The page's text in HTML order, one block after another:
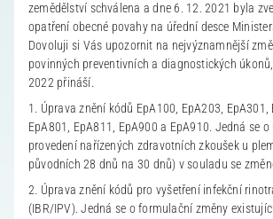
zemědělství schválena a dne 6. 12. 2021 byla
opatření obecné povahy na úřední desce
Dovoluji si Vás upozornit na nejvýznamnější
povinných preventivních a diagnostických
2022 přináší.
1. Úprava znění kódů EpA100, EpA203, EpA301,
EpA801, EpA811, EpA900 a EpA910. Jedná se
provedení nařízených zdravotních zkoušek u
původních 28 dnů na 30 dnů) v souladu se
2. Úprava znění kódů pro vyšetření infekční
(IBR/IPV). Jedná se o formulační změny